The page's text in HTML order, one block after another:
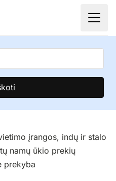
įrangos, indų ir stalo
namų ūkio prekių
prekyba